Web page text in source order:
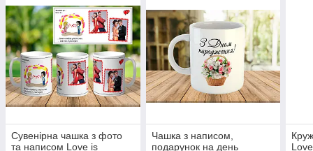
Сувенірна чашка з фото
та написом Love is
Чашка з написом,
подарунок на день